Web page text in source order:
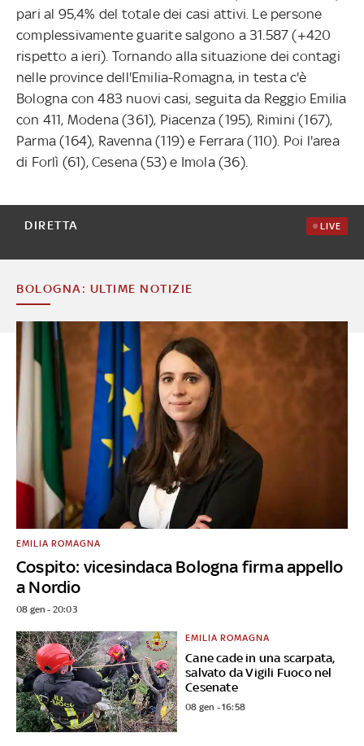
pari al 95,4% del totale dei casi attivi. Le persone
complessivamente guarite salgono a 31.587 (+420
rispetto a ieri). Tornando alla situazione dei contagi
nelle province dell'Emilia-Romagna, in testa c'è
Bologna con 483 nuovi casi, seguita da Reggio Emilia
con 411, Modena (361), Piacenza (195), Rimini (167),
Parma (164), Ravenna (119) e Ferrara (110). Poi l'area
di Forlì (61), Cesena (53) e Imola (36).
DIRETTA LIVE
BOLOGNA: ULTIME NOTIZIE
Cospito: vicesindaca Bologna firma appello
a Nordio
EMILIA ROMAGNA
08 gen - 20:03
Cane cade in una scarpata,
salvato da Vigili Fuoco nel
Cesenate
EMILIA ROMAGNA
08 gen - 16:58